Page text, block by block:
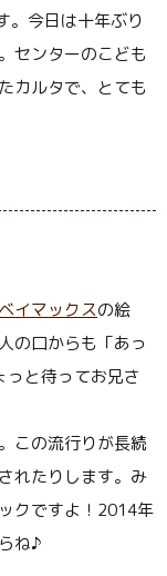
。今日は十年ぶり
センターのこども
カルタで、とても
ベイマックスの絵
の口からも「あっ
と待ってお兄さ
この流行りが長続
れたりします。み
クですよ！2014年
ね♪